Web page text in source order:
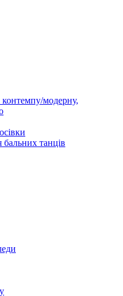
контемпу/модерну,
бальних танців